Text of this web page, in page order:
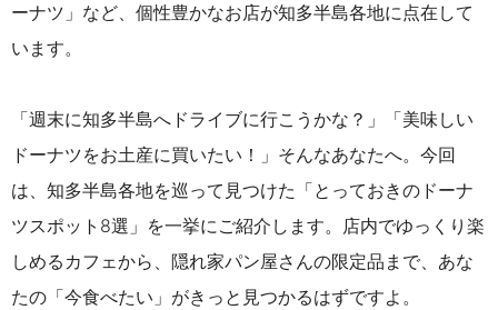
ーナツ」など、個性豊かなお店が知多半島各地に点在して
います。
「週末に知多半島へドライブに行こうかな？」「美味しい
ドーナツをお土産に買いたい！」そんなあなたへ。今回
は、知多半島各地を巡って見つけた「とっておきのドーナ
ツスポット8選」を一挙にご紹介します。店内でゆっくり楽
しめるカフェから、隠れ家パン屋さんの限定品まで、あな
たの「今食べたい」がきっと見つかるはずですよ。